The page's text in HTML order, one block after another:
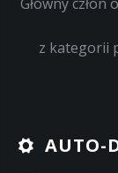
Elementy z
Renowacja
z kategorii
AUTO-